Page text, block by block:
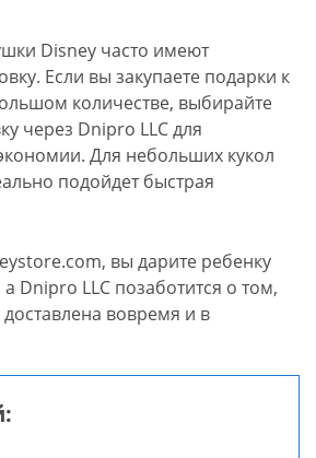
Disney часто имеют
Если вы закупаете подарки к
количестве, выбирайте
через Dnipro LLC для
Для небольших кукол
подойдет быстрая
вы дарите ребенку
Dnipro LLC позаботится о том,
вовремя и в